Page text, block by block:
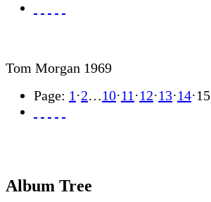
Tom Morgan 1969
Page: 1 ·2…10·11 ·12·13·14·15
Album Tree